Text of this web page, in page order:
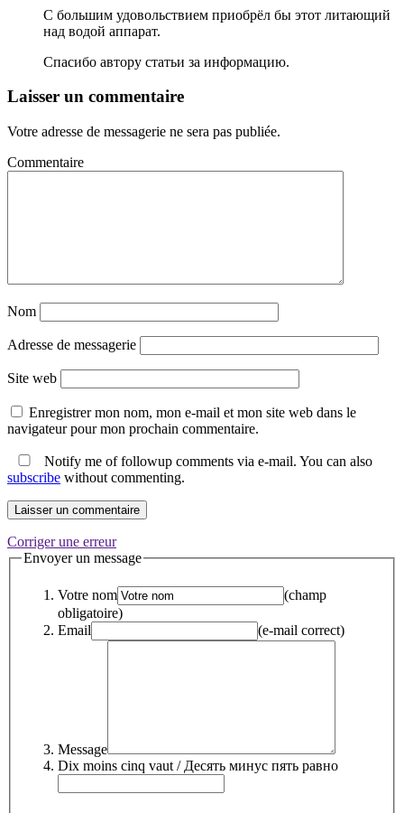
С большим удовольствием приобрёл бы этот литающий
над водой аппарат.
Спасибо автору статьи за информацию.
Laisser un commentaire
Votre adresse de messagerie ne sera pas publiée.
Commentaire
Nom
Adresse de messagerie
Site web
Enregistrer mon nom, mon e-mail et mon site web dans le
navigateur pour mon prochain commentaire.
Notify me of followup comments via e-mail. You can also
subscribe without commenting.
Corriger une erreur
Envoyer un message
Votre nom
(champ
obligatoire)
Email
(e-mail correct)
Message
Dix moins cinq vaut / Десять минус пять равно